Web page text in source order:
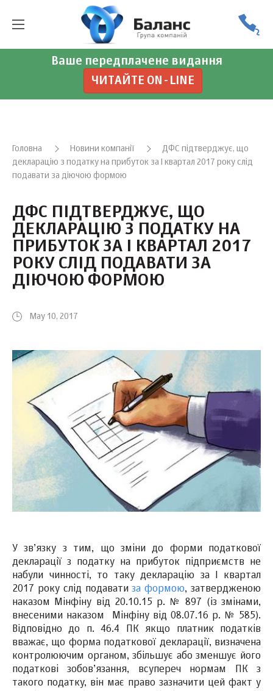
Ваше передплачене видання
ЧИТАЙТЕ ON-LINE
Головна Новини компанії
ДФС підтверджує, що
декларацію з податку на прибуток за I квартал 2017 року слід
подавати за діючою формою
ДФС ПІДТВЕРДЖУЄ, ЩО
ДЕКЛАРАЦІЮ З ПОДАТКУ НА
ПРИБУТОК ЗА I КВАРТАЛ 2017
РОКУ СЛІД ПОДАВАТИ ЗА
ДІЮЧОЮ ФОРМОЮ
May 10, 2017
У зв’язку з тим, що зміни до форми податкової
декларації з податку на прибуток підприємств не
набули чинності, то таку декларацію за І квартал
2017 року слід подаватиза формою, затвердженою
наказом Мінфіну від 20.10.15 р. № 897 (із змінами,
внесеними наказом Мінфіну від 08.07.16 р. № 585).
Відповідно до п. 46.4 ПК якщо платник податків
вважає, що форма податкової декларації, визначена
контролюючим органом, збільшує або зменшує його
податкові зобов’язання, всупереч нормам ПК з
такого податку, він має право зазначити цей факт у